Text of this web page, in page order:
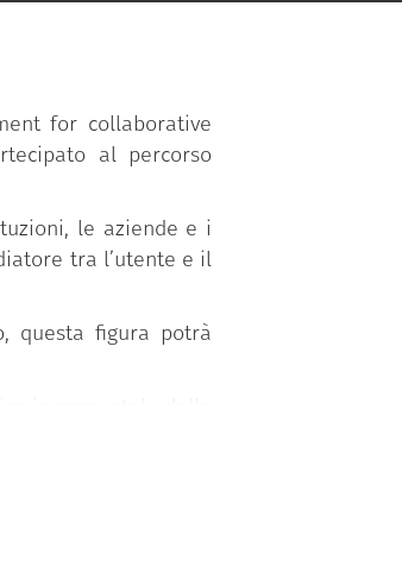
for collaborative
al percorso
le aziende e i
tra l’utente e il
questa figura potrà
incrementale dalla
collaborazione